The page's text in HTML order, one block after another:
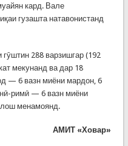
кард. Вале
гузашта натавонистанд
288 варзишгар (192
мекунанд ва дар 18
— 6 вазн миёни мардон, 6
римӣ — 6 вазн миёни
менамоянд.
АМИТ «Ховар»